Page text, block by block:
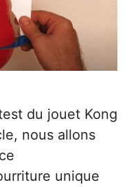
du jouet Kong
nous allons
unique